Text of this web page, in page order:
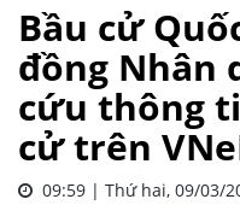
Bầu cử
đồng Nhân
cứu thông
cử trên
09:59 | Thứ hai, 09/03/